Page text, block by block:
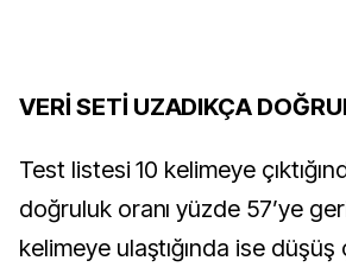
VERİ SETİ UZADIKÇA
Test listesi 10 kelimeye
doğruluk oranı yüzde 57’ye
kelimeye ulaştığında ise